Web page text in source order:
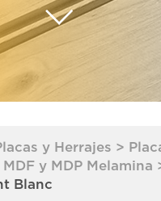
y Herrajes >
MDF y MDP Melamina
Blanc